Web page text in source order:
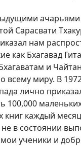
Сарасвати
нам
как Бхагавад
и
всему миру. В
лично
100,000
книг каждый
в состоянии
мои ученики и